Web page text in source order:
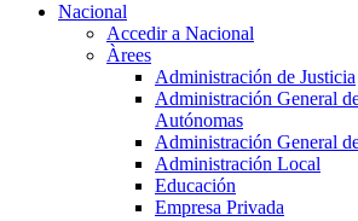
Nacional
Accedir a Nacional
Àrees
Administración de Justicia
Administración General
Autónomas
Administración General
Administración Local
Educación
Empresa Privada